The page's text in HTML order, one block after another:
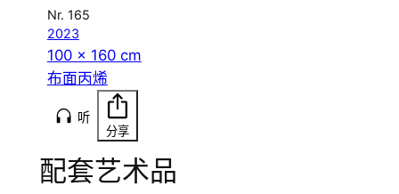
Nr. 165
2023
100 x 160 cm
布面丙烯
听
分享
配套艺术品